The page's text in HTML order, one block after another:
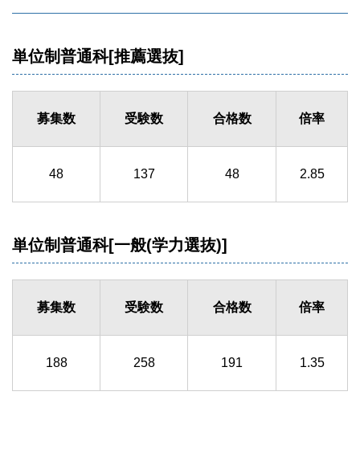
単位制普通科[推薦選抜]
募集数 受験数 合格数 倍率
48 137 48 2.85
単位制普通科[一般(学力選抜)]
募集数 受験数 合格数 倍率
188 258 191 1.35